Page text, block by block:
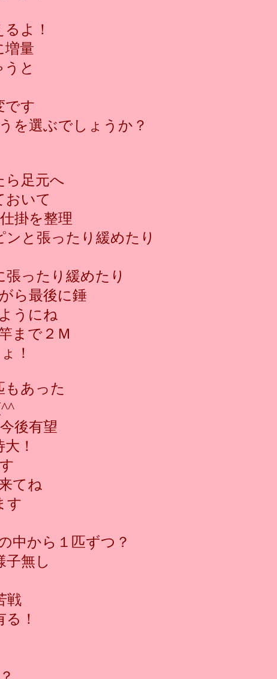
よ！
増量
と
です
を選ぶでしょうか？
ら足元へ
おいて
掛を整理
と張ったり緩めたり
ったり緩めたり
ら最後に錘
うにね
まで２Ｍ
！
もあった
ゞ
後有望
！
てね
す
中から１匹ずつ？
子無し
戦
！